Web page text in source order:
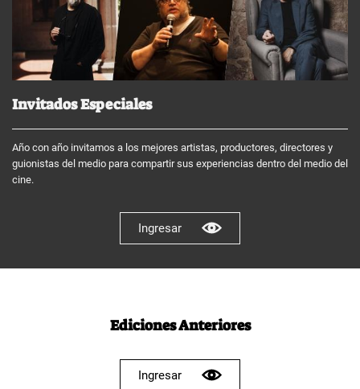
Invitados Especiales
Año con año invitamos a los mejores artistas, productores, directores y
guionistas del medio para compartir sus experiencias dentro del medio del
cine.
Ingresar
Ediciones Anteriores
Ingresar